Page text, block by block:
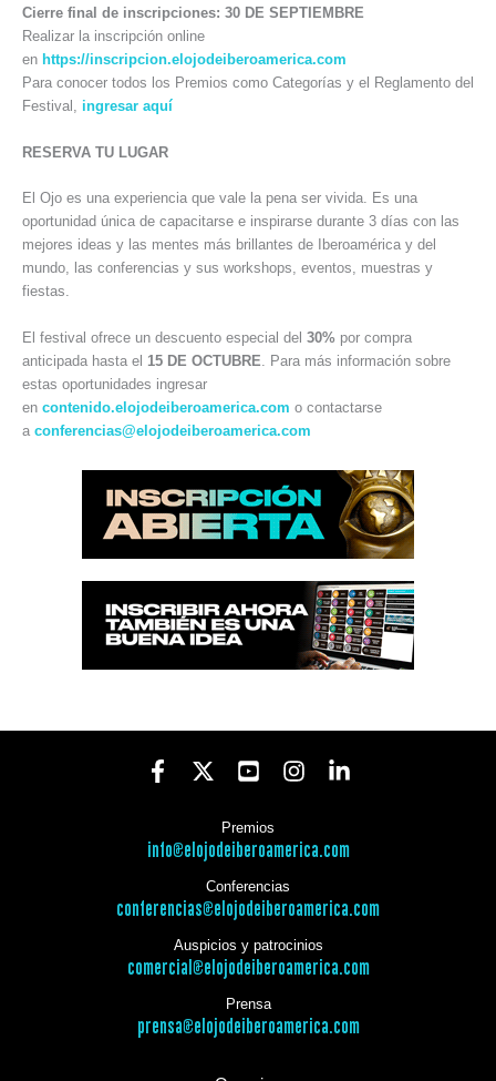
Cierre final de inscripciones: 30 DE SEPTIEMBRE
Realizar la inscripción online
en https://inscripcion.elojodeiberoamerica.com
Para conocer todos los Premios como Categorías y el Reglamento del
Festival, ingresar aquí
RESERVA TU LUGAR
El Ojo es una experiencia que vale la pena ser vivida. Es una
oportunidad única de capacitarse e inspirarse durante 3 días con las
mejores ideas y las mentes más brillantes de Iberoamérica y del
mundo, las conferencias y sus workshops, eventos, muestras y
fiestas.
El festival ofrece un descuento especial del 30% por compra
anticipada hasta el 15 DE OCTUBRE . Para más información sobre
estas oportunidades ingresar
en contenido.elojodeiberoamerica.com o contactarse
a conferencias@elojodeiberoamerica.com
Premios
info@elojodeiberoamerica.com
Conferencias
conferencias@elojodeiberoamerica.com
Auspicios y patrocinios
comercial@elojodeiberoamerica.com
Prensa
prensa@elojodeiberoamerica.com